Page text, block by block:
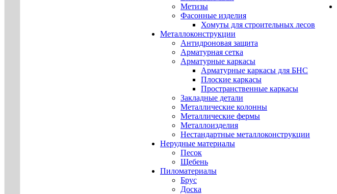
Метизы
Фасонные изделия
Хомуты для строительных лесов
Металлоконструкции
Антидроновая защита
Арматурная сетка
Арматурные каркасы
Арматурные каркасы для БНС
Плоские каркасы
Пространственные каркасы
Закладные детали
Металлические колонны
Металлические фермы
Металлоизделия
Нестандартные металлоконструкции
Нерудные материалы
Песок
Щебень
Пиломатериалы
Брус
Доска